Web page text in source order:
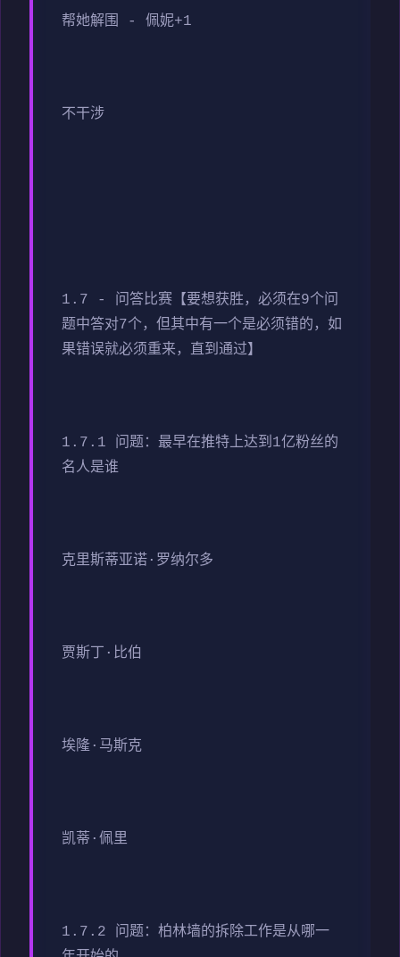
帮她解围 - 佩妮+1
不干涉
1.7 - 问答比赛【要想获胜，必须在9个问
题中答对7个，但其中有一个是必须错的，如
果错误就必须重来，直到通过】
1.7.1 问题：最早在推特上达到1亿粉丝的
名人是谁
克里斯蒂亚诺·罗纳尔多
贾斯丁·比伯
埃隆·马斯克
凯蒂·佩里
1.7.2 问题：柏林墙的拆除工作是从哪一